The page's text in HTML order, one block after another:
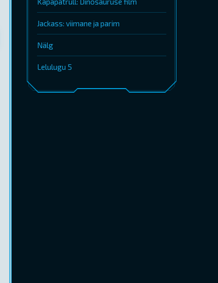
Jackass: viimane ja parim
Nälg
Lelulugu 5